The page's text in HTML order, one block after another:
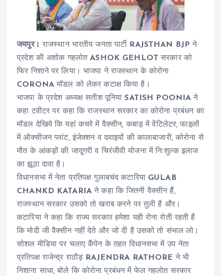
जयपुर। राजस्थान भारतीय जनता पार्टी RAJSTHAN BJP ने
प्रदेश की अशोक गहलोतASHOK GEHLOT सरकार को
फिर निशाने पर लिया। भाजपा ने राजस्थान के कोरोना
CORONAमॉडल को लेकर कटाक्ष किया है।
भाजपा के प्रदेश अध्यक्ष सतीश पूनियाSATISH POONIAने
कहा टवीटर पर कहा कि राजस्थान सरकार का कोरोना प्रबंधन का
मॉडल देखिये कि यहां कचरे में वैक्सीन, कबाड़ में वेंटिलेटर, फाइलों
में ऑक्सीजन प्लांट, इंजेक्शन व दवाइयों की कालाबाजारी, कोरोना से
मौत के आंकड़ों की जादूगरी व चिरंजीवी योजना में निःशुल्क इलाज
का झूठा दावा है।
विधानसभा में नेता प्रतिपक्ष गुलाबचंद कटारिया GULAB
CHANKD KATARIA ने कहा कि जितनी वैक्सीन हैं,
राजस्थान सरकार उसको तो खराब करने पर तुली है और।
कटारिया ने कहा कि राज्य सरकार हमेशा यही रोना रोती रहती है
कि मोदी जी वैक्सीन नहीं देते और जो दी है उसको तो संभाल लो।
सोशल मीडिया पर चलाए कैंपेन के तहत विधानसभा में उप नेता
प्रतिपक्ष राजेन्द्र राठौड़ RAJENDRA RATHORE ने भी
निशाना साधा, बोले कि कोरोना प्रबंधन में फेल गहलोत सरकार